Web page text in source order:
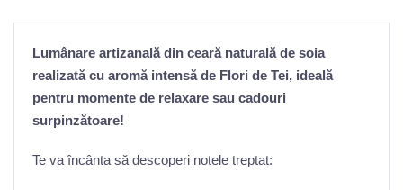
Lumânare artizanală din ceară naturală de soia
realizată cu aromă intensă de Flori de Tei, ideală
pentru momente de relaxare sau cadouri
surpinzătoare!
Te va încânta să descoperi notele treptat: